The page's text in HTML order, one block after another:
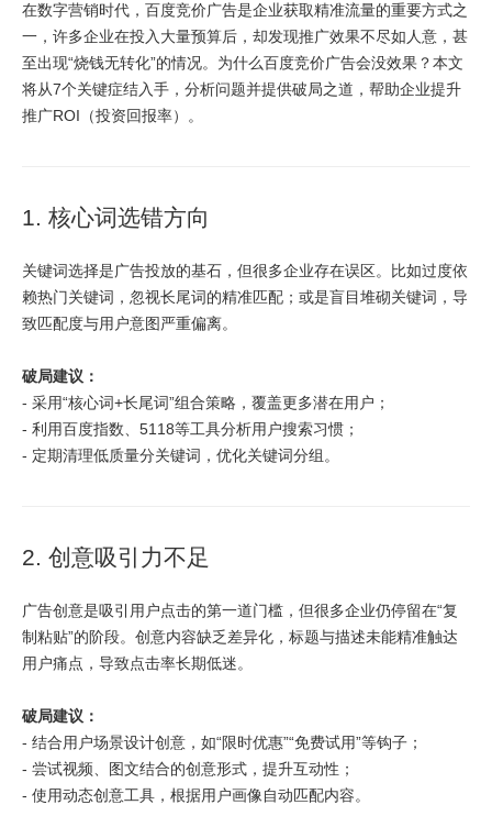
在数字营销时代，百度竞价广告是企业获取精准流量的重要方式之
一，许多企业在投入大量预算后，却发现推广效果不尽如人意，甚
至出现“烧钱无转化”的情况。为什么百度竞价广告会没效果？本文
将从7个关键症结入手，分析问题并提供破局之道，帮助企业提升
推广ROI（投资回报率）。
1. 核心词选错方向
关键词选择是广告投放的基石，但很多企业存在误区。比如过度依
赖热门关键词，忽视长尾词的精准匹配；或是盲目堆砌关键词，导
致匹配度与用户意图严重偏离。
破局建议：
- 采用“核心词+长尾词”组合策略，覆盖更多潜在用户；
- 利用百度指数、5118等工具分析用户搜索习惯；
- 定期清理低质量分关键词，优化关键词分组。
2. 创意吸引力不足
广告创意是吸引用户点击的第一道门槛，但很多企业仍停留在“复
制粘贴”的阶段。创意内容缺乏差异化，标题与描述未能精准触达
用户痛点，导致点击率长期低迷。
破局建议：
- 结合用户场景设计创意，如“限时优惠”“免费试用”等钩子；
- 尝试视频、图文结合的创意形式，提升互动性；
- 使用动态创意工具，根据用户画像自动匹配内容。